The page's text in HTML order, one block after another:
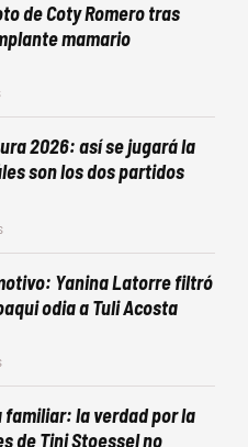
de Coty Romero tras
mamario
2026: así se jugará la
son los dos partidos
Yanina Latorre filtró
odia a Tuli Acosta
familiar: la verdad por la
de Tini Stoessel no